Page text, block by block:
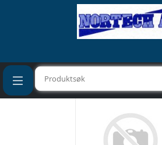
\Lainox ovnsavkalking